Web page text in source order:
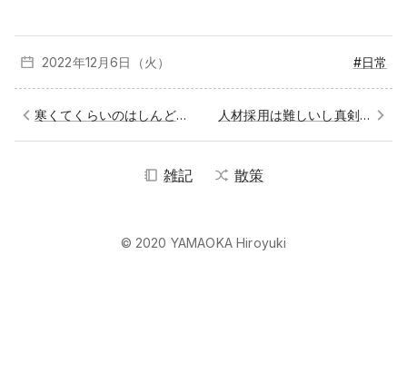
2022年12月6日（火） #日常
寒くてくらいのはしんどい 人材採用は難しいし真剣にね
雑記 散策
© 2020 YAMAOKA Hiroyuki